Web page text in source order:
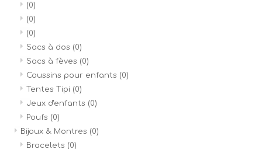
(0)
(0)
(0)
Sacs à dos (0)
Sacs à fèves (0)
Coussins pour enfants (0)
Tentes Tipi (0)
Jeux d'enfants (0)
Poufs (0)
Bijoux & Montres (0)
Bracelets (0)